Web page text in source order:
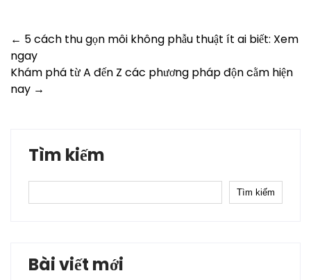
Post
navigation
← 5 cách thu gọn môi không phẫu thuật ít ai biết: Xem
ngay
Khám phá từ A đến Z các phương pháp độn cằm hiện
nay →
Tìm kiếm
Tìm kiếm
Bài viết mới